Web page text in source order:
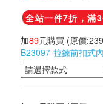
全站一件7折，滿
加89元購買 (原價:239
B23097-拉鍊前扣式